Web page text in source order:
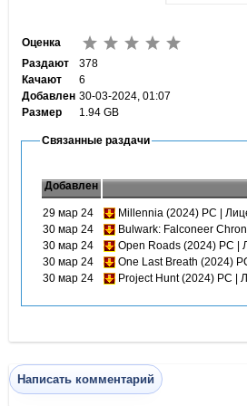
Оценка
Раздают
378
Качают
6
Добавлен 30-03-2024, 01:07
Размер
1.94 GB
Связанные раздачи
Добавлен
29 мар 24 Millennia (2024) PC |
30 мар 24
Bulwark: Falconeer
30 мар 24
Open Roads (2024) PC |
30 мар 24
One Last Breath (2024)
30 мар 24
Project Hunt (2024) PC |
Написать комментарий